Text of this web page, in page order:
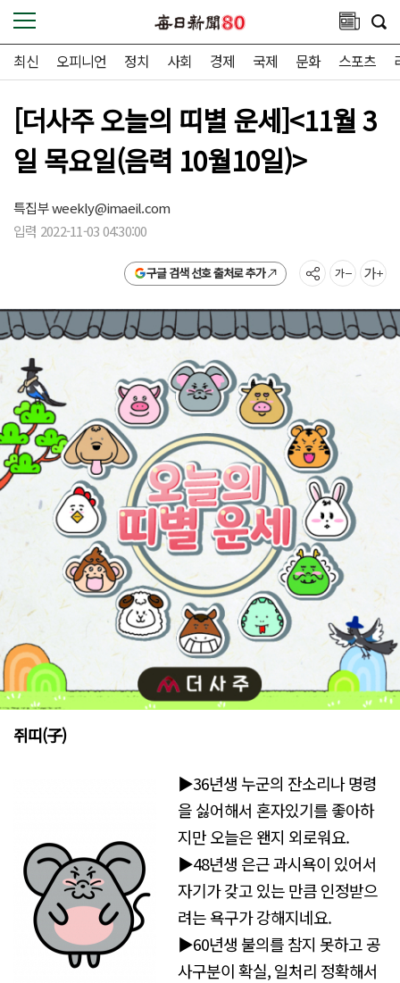
최신 오피니언 정치 사회 경제 국제 문화 스포츠
[더사주 오늘의 띠별 운세]<11월 3
일 목요일(음력 10월10일)>
특집부weekly@imaeil.com
입력 2022-11-03 04:30:00
구글 검색 선호 출처로 추가
쥐띠(子)
▶36년생 누군의 잔소리나 명령
을 싫어해서 혼자있기를 좋아하
지만 오늘은 왠지 외로워요.
▶48년생 은근 과시욕이 있어서
자기가 갖고 있는 만큼 인정받으
려는 욕구가 강해지네요.
▶60년생 불의를 참지 못하고 공
사구분이 확실, 일처리 정확해서